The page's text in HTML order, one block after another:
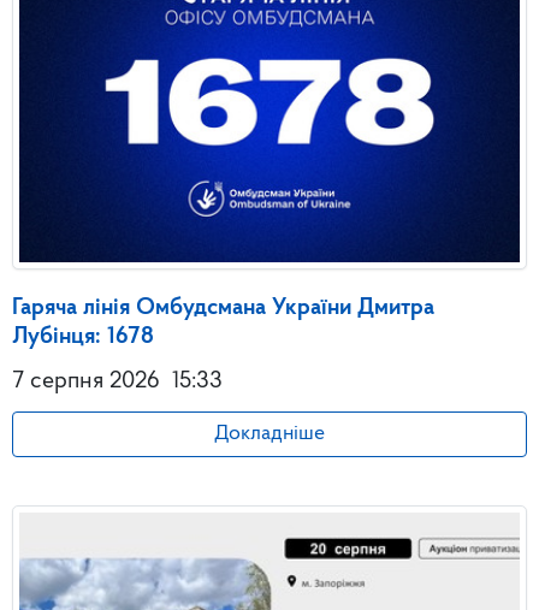
Гаряча лінія Омбудсмана України Дмитра
Лубінця: 1678
7 серпня 2026 15:33
Докладніше